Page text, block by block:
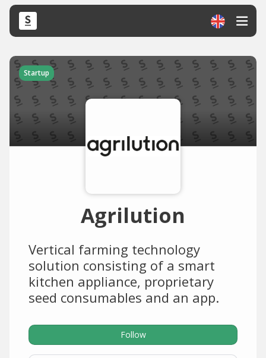
Startup
Agrilution
Vertical farming technology
solution consisting of a smart
kitchen appliance, proprietary
seed consumables and an app.
Follow